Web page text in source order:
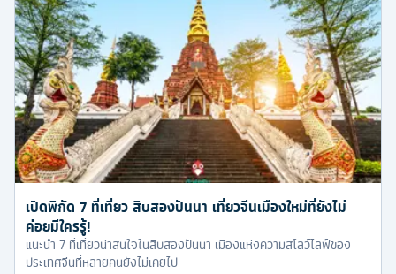
เปิดพิกัด 7 ที่เที่ยว สิบสองปันนา เที่ยวจีนเมืองใหม่ที่ยังไม่
ค่อยมีใครรู้!
แนะนำ 7 ที่เที่ยวน่าสนใจในสิบสองปันนา เมืองแห่งความสโลว์ไลฟ์ของ
ประเทศจีนที่หลายคนยังไม่เคยไป